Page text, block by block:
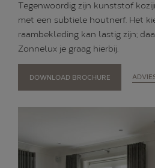
OPLOSSINGEN
Raamtypes
Eigenschappen
Ruimtes
ONS VERHAAL
Tegenwoordig zijn kunststof
met een subtiele houtnerf. Het
raambekleding kan lastig zijn;
Zonnelux je graag hierbij.
DOWNLOAD BROCHURE